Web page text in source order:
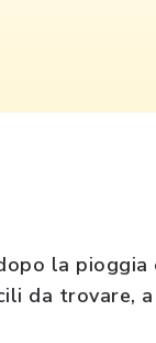
la pioggia
da